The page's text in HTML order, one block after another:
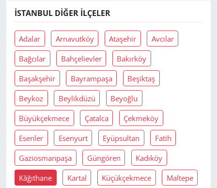
İSTANBUL DIĞER İLÇELER
Adalar Arnavutköy Ataşehir Avcılar
Bağcılar Bahçelievler Bakırköy
Başakşehir Bayrampaşa Beşiktaş
Beykoz Beylikdüzü Beyoğlu
Büyükçekmece Çatalca Çekmeköy
Esenler Esenyurt Eyüpsultan Fatih
Gaziosmanpaşa Güngören Kadıköy
Kâğıthane Kartal Küçükçekmece Maltepe